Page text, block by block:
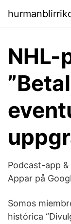
NHL-
Podcast-app
Appar på
Somos
histórica